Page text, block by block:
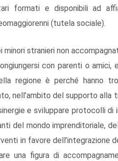
formati e disponibili ad
(tutela sociale).
minori stranieri non
con parenti o
regione è perché hanno
nell’ambito del supporto alla
e sviluppare protocolli
del mondo imprenditoriale,
in favore dell’integrazione
una figura di